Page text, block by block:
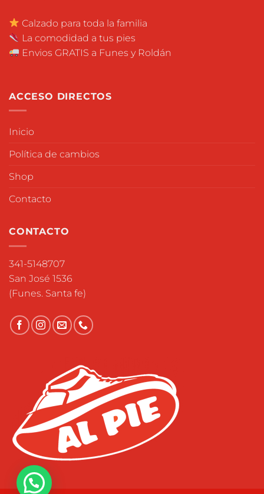
Calzado para toda la familia
La comodidad a tus pies
Envios GRATIS a Funes y Roldán
ACCESO DIRECTOS
Inicio
Política de cambios
Shop
Contacto
CONTACTO
341-5148707
San José 1536
(Funes. Santa fe)